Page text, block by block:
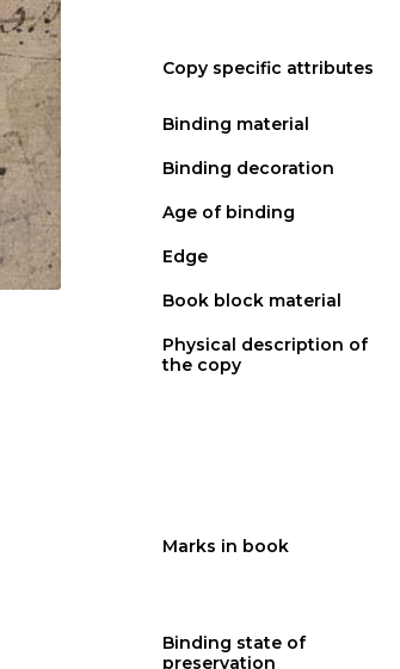
Copy specific attributes
Binding material
Binding decoration
Age of binding
Edge
Book block material
Physical description of
the copy
Marks in book
Binding state of
preservation